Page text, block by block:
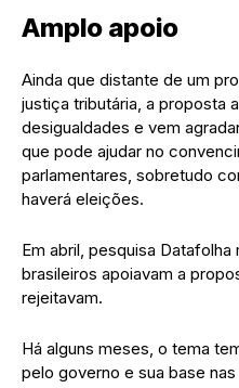
Amplo apoio
Ainda que distante de um
justiça tributária, a proposta
desigualdades e vem
que pode ajudar no
parlamentares, sobretudo
haverá eleições.
Em abril, pesquisa
brasileiros apoiavam a
rejeitavam.
Há alguns meses, o tema
pelo governo e sua base